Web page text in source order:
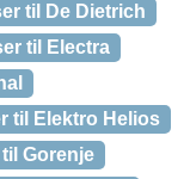
til De Dietrich
til Electra
til Elektro Helios
Gorenje